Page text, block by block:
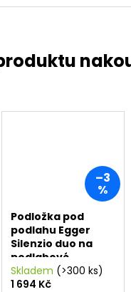
–3
%
Podložka pod
podlahu Egger
Silenzio duo na
podlahové
vytápění 1,5 mm
Skladem (>300 ks)
1 694 Kč